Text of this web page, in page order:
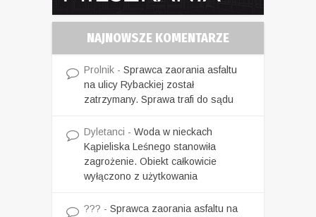
NAJNOWSZE KOMENTARZE
Prolnik - Sprawca zaorania asfaltu
na ulicy Rybackiej został
zatrzymany. Sprawa trafi do sądu
Dyletanci - Woda w nieckach
Kąpieliska Leśnego stanowiła
zagrożenie. Obiekt całkowicie
wyłączono z użytkowania
??? - Sprawca zaorania asfaltu na